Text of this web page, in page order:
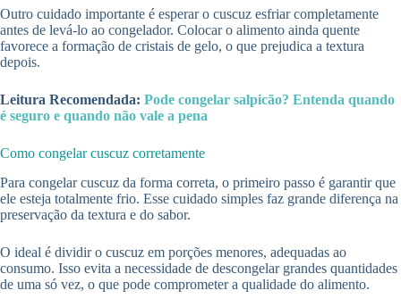
Outro cuidado importante é esperar o cuscuz esfriar completamente
antes de levá-lo ao congelador. Colocar o alimento ainda quente
favorece a formação de cristais de gelo, o que prejudica a textura
depois.
Leitura Recomendada: Pode congelar salpicão? Entenda quando
é seguro e quando não vale a pena
Como congelar cuscuz corretamente
Para congelar cuscuz da forma correta, o primeiro passo é garantir que
ele esteja totalmente frio. Esse cuidado simples faz grande diferença na
preservação da textura e do sabor.
O ideal é dividir o cuscuz em porções menores, adequadas ao
consumo. Isso evita a necessidade de descongelar grandes quantidades
de uma só vez, o que pode comprometer a qualidade do alimento.